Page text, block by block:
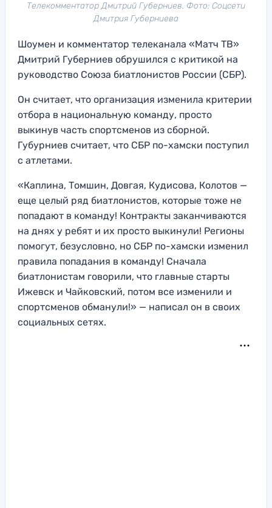
Телекомментатор Дмитрий Губерниев. Фото: Соцсети
Дмитрия Губерниева
Шоумен и комментатор телеканала «Матч ТВ»
Дмитрий Губерниев обрушился с критикой на
руководство Союза биатлонистов России (СБР).
Он считает, что организация изменила критерии
отбора в национальную команду, просто
выкинув часть спортсменов из сборной.
Губурниев считает, что СБР по-хамски поступил
с атлетами.
«Каплина, Томшин, Довгая, Кудисова, Колотов —
еще целый ряд биатлонистов, которые тоже не
попадают в команду! Контракты заканчиваются
на днях у ребят и их просто выкинули! Регионы
помогут, безусловно, но СБР по-хамски изменил
правила попадания в команду! Сначала
биатлонистам говорили, что главные старты
Ижевск и Чайковский, потом все изменили и
спортсменов обманули!» — написал он в своих
социальных сетях.